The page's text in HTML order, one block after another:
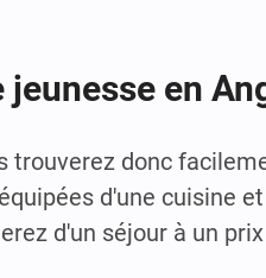
en
trouverez donc
d'une cuisine
d'un séjour à un